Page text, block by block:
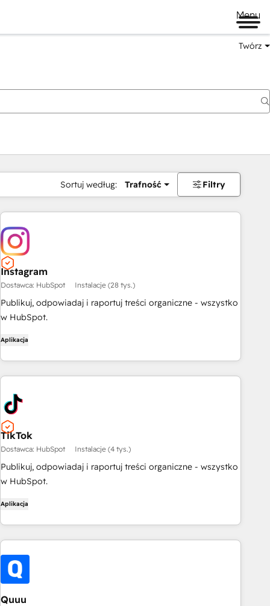
Menu
Twórz
Sortuj według: Trafność Filtry
Instagram
Dostawca: HubSpot Instalacje (28 tys.)
Publikuj, odpowiadaj i raportuj treści organiczne - wszystko
w HubSpot.
Aplikacja
TikTok
Dostawca: HubSpot Instalacje (4 tys.)
Publikuj, odpowiadaj i raportuj treści organiczne - wszystko
w HubSpot.
Aplikacja
Quuu